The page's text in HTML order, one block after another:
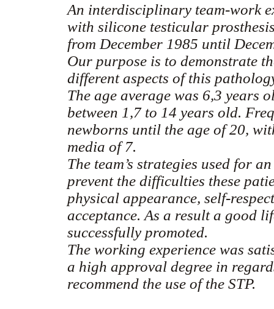
An interdisciplinary team-work
with silicone testicular
from December 1985 until
Our purpose is to demonstrate
different aspects of this
The age average was 6,3 years
between 1,7 to 14 years old.
newborns until the age of 20,
media of 7.
The team’s strategies used for
prevent the difficulties these
physical appearance, self-
acceptance. As a result a good
successfully promoted.
The working experience was
a high approval degree in
recommend the use of the STP.